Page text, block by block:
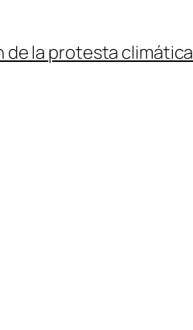
de la protesta climática